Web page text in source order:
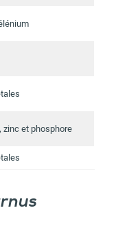
zinc et phosphore